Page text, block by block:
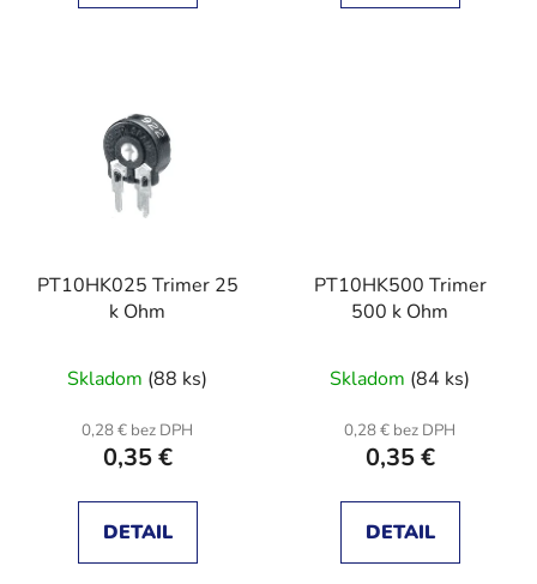
PT10HK025 Trimer 25
k Ohm
Skladom (88 ks)
0,28 € bez DPH
0,35 €
DETAIL
PT10HK500 Trimer
500 k Ohm
Skladom (84 ks)
0,28 € bez DPH
0,35 €
DETAIL